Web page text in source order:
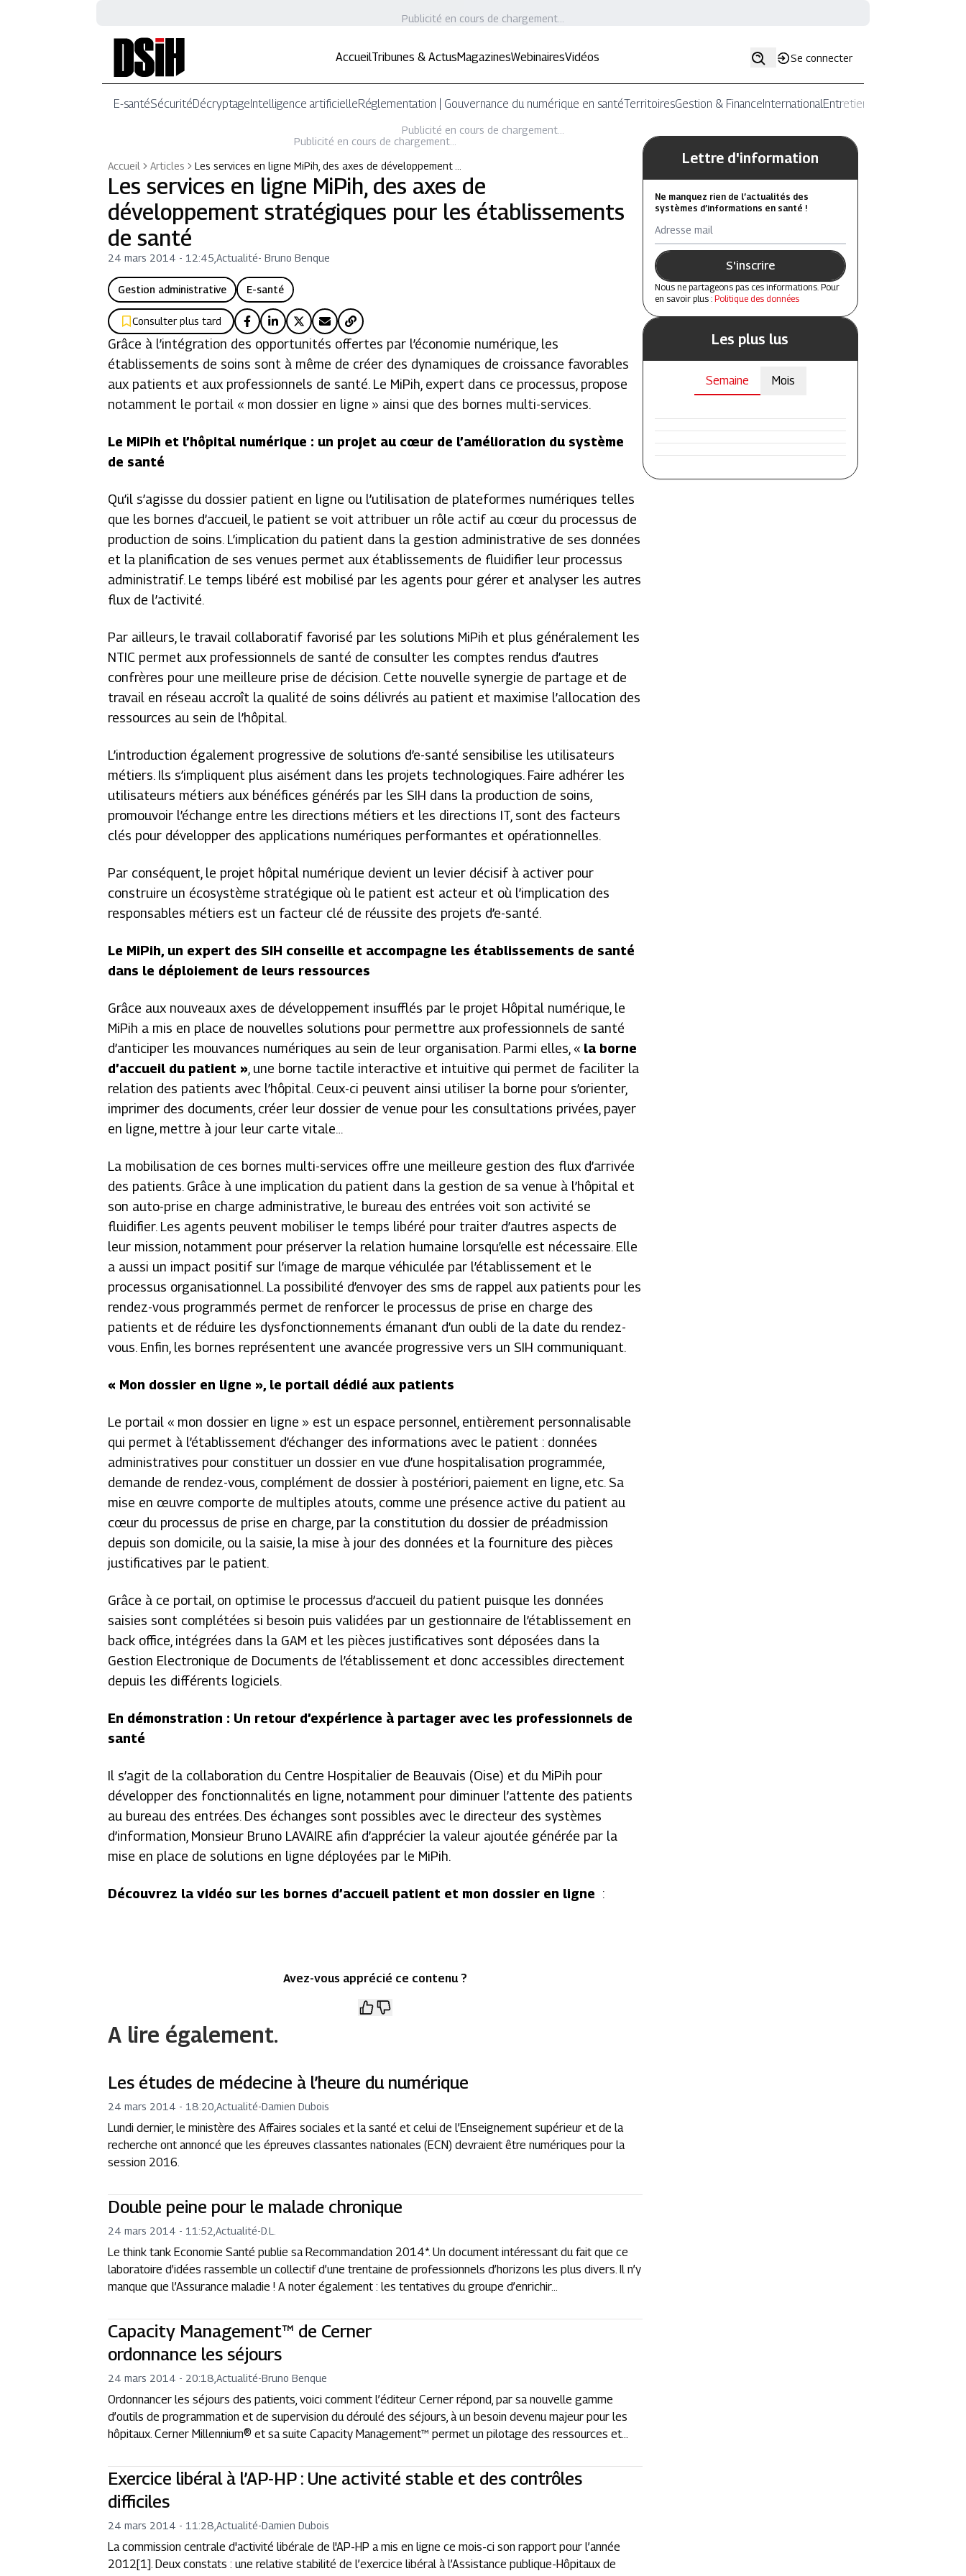
Publicité en cours de chargement...
AccueilTribunes & ActusMagazinesWebinairesVidéos Se connecter
E-santéSécuritéDécryptageIntelligence artificielleRéglementation | Gouvernance du numérique en santéTerritoiresGestion & FinanceInternationalEntretiens
Publicité en cours de chargement...
Publicité en cours de chargement...
Accueil
Articles Les services en ligne MiPih, des axes de développement …
Les services en ligne MiPih, des axes de
développement stratégiques pour les établissements
de santé
24 mars 2014 - 12:45 ,Actualité-Bruno Benque
Gestion administrative E-santé
Consulter plus tard
Grâce à l’intégration des opportunités offertes par l’économie numérique, les
établissements de soins sont à même de créer des dynamiques de croissance favorables
aux patients et aux professionnels de santé. Le MiPih, expert dans ce processus, propose
notamment le portail « mon dossier en ligne » ainsi que des bornes multi-services.
Le MiPih et l’hôpital numérique : un projet au cœur de l’amélioration du système
de santé
Qu’il s’agisse du dossier patient en ligne ou l’utilisation de plateformes numériques telles
que les bornes d’accueil, le patient se voit attribuer un rôle actif au cœur du processus de
production de soins. L’implication du patient dans la gestion administrative de ses données
et la planification de ses venues permet aux établissements de fluidifier leur processus
administratif. Le temps libéré est mobilisé par les agents pour gérer et analyser les autres
flux de l’activité.
Par ailleurs, le travail collaboratif favorisé par les solutions MiPih et plus généralement les
NTIC permet aux professionnels de santé de consulter les comptes rendus d’autres
confrères pour une meilleure prise de décision. Cette nouvelle synergie de partage et de
travail en réseau accroît la qualité de soins délivrés au patient et maximise l’allocation des
ressources au sein de l’hôpital.
L’introduction également progressive de solutions d’e-santé sensibilise les utilisateurs
métiers. Ils s’impliquent plus aisément dans les projets technologiques. Faire adhérer les
utilisateurs métiers aux bénéfices générés par les SIH dans la production de soins,
promouvoir l’échange entre les directions métiers et les directions IT, sont des facteurs
clés pour développer des applications numériques performantes et opérationnelles.
Par conséquent, le projet hôpital numérique devient un levier décisif à activer pour
construire un écosystème stratégique où le patient est acteur et où l’implication des
responsables métiers est un facteur clé de réussite des projets d’e-santé.
Le MiPih, un expert des SIH conseille et accompagne les établissements de santé
dans le déploiement de leurs ressources
Grâce aux nouveaux axes de développement insufflés par le projet Hôpital numérique, le
MiPih a mis en place de nouvelles solutions pour permettre aux professionnels de santé
d’anticiper les mouvances numériques au sein de leur organisation. Parmi elles, « la borne
d’accueil du patient » , une borne tactile interactive et intuitive qui permet de faciliter la
relation des patients avec l’hôpital. Ceux-ci peuvent ainsi utiliser la borne pour s’orienter,
imprimer des documents, créer leur dossier de venue pour les consultations privées, payer
en ligne, mettre à jour leur carte vitale…
La mobilisation de ces bornes multi-services offre une meilleure gestion des flux d’arrivée
des patients. Grâce à une implication du patient dans la gestion de sa venue à l’hôpital et
son auto-prise en charge administrative, le bureau des entrées voit son activité se
fluidifier. Les agents peuvent mobiliser le temps libéré pour traiter d’autres aspects de
leur mission, notamment pour préserver la relation humaine lorsqu’elle est nécessaire. Elle
a aussi un impact positif sur l’image de marque véhiculée par l’établissement et le
processus organisationnel. La possibilité d’envoyer des sms de rappel aux patients pour les
rendez-vous programmés permet de renforcer le processus de prise en charge des
patients et de réduire les dysfonctionnements émanant d’un oubli de la date du rendez-
vous. Enfin, les bornes représentent une avancée progressive vers un SIH communiquant.
« Mon dossier en ligne », le portail dédié aux patients
Le portail « mon dossier en ligne » est un espace personnel, entièrement personnalisable
qui permet à l’établissement d’échanger des informations avec le patient : données
administratives pour constituer un dossier en vue d’une hospitalisation programmée,
demande de rendez-vous, complément de dossier à postériori, paiement en ligne, etc. Sa
mise en œuvre comporte de multiples atouts, comme une présence active du patient au
cœur du processus de prise en charge, par la constitution du dossier de préadmission
depuis son domicile, ou la saisie, la mise à jour des données et la fourniture des pièces
justificatives par le patient.
Grâce à ce portail, on optimise le processus d’accueil du patient puisque les données
saisies sont complétées si besoin puis validées par un gestionnaire de l’établissement en
back office, intégrées dans la GAM et les pièces justificatives sont déposées dans la
Gestion Electronique de Documents de l’établissement et donc accessibles directement
depuis les différents logiciels.
En démonstration : Un retour d’expérience à partager avec les professionnels de
santé
Il s’agit de la collaboration du Centre Hospitalier de Beauvais (Oise) et du MiPih pour
développer des fonctionnalités en ligne, notamment pour diminuer l’attente des patients
au bureau des entrées. Des échanges sont possibles avec le directeur des systèmes
d’information, Monsieur Bruno LAVAIRE afin d’apprécier la valeur ajoutée générée par la
mise en place de solutions en ligne déployées par le MiPih.
Découvrez la vidéo sur les bornes d’accueil patient et mon dossier en ligne :
Avez-vous apprécié ce contenu ?
A lire également.
Les études de médecine à l’heure du numérique
24 mars 2014 - 18:20 ,Actualité-Damien Dubois
Lundi dernier, le ministère des Affaires sociales et la santé et celui de l’Enseignement supérieur et de la
recherche ont annoncé que les épreuves classantes nationales (ECN) devraient être numériques pour la
session 2016.
Double peine pour le malade chronique
24 mars 2014 - 11:52 ,Actualité-D.L.
Le think tank Economie Santé publie sa Recommandation 2014*. Un document intéressant du fait que ce
laboratoire d’idées rassemble un collectif d’une trentaine de professionnels d’horizons les plus divers. Il n’y
manque que l’Assurance maladie ! A noter également : les tentatives du groupe d’enrichir...
Capacity Management™ de Cerner
ordonnance les séjours
24 mars 2014 - 20:18 ,Actualité-Bruno Benque
Ordonnancer les séjours des patients, voici comment l’éditeur Cerner répond, par sa nouvelle gamme
d’outils de programmation et de supervision du déroulé des séjours, à un besoin devenu majeur pour les
hôpitaux. Cerner Millennium® et sa suite Capacity Management™ permet un pilotage des ressources et...
Exercice libéral à l’AP-HP : Une activité stable et des contrôles
difficiles
24 mars 2014 - 11:28 ,Actualité-Damien Dubois
La commission centrale d'activité libérale de l'AP-HP a mis en ligne ce mois-ci son rapport pour l’année
2012[1]. Deux constats : une relative stabilité de l’exercice libéral à l’Assistance publique-Hôpitaux de
Lettre d'information
Ne manquez rien de l’actualités des
systèmes d’informations en santé !
Adresse mail
S'inscrire
Nous ne partageons pas ces informations. Pour
en savoir plus : Politique des données
Les plus lus
Semaine Mois